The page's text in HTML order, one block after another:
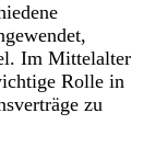
Im Mittelalter
Rolle in
zu